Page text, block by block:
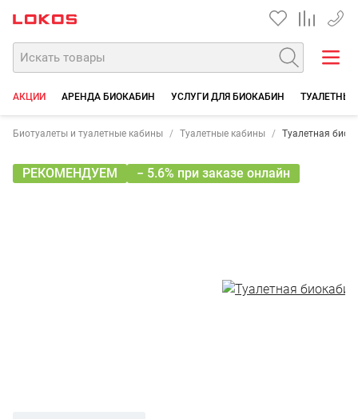
+7
АКЦИИ АРЕНДА БИОКАБИН УСЛУГИ ДЛЯ БИОКАБИН
Биотуалеты и туалетные кабины Туалетные кабины Туалетная
РЕКОМЕНДУЕМ − 5.6% при заказе онлайн